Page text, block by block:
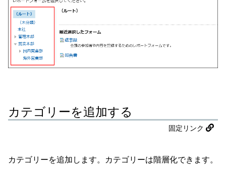
カテゴリーを追加する
固定リンク
カテゴリーを追加します。カテゴリーは階層化できます。